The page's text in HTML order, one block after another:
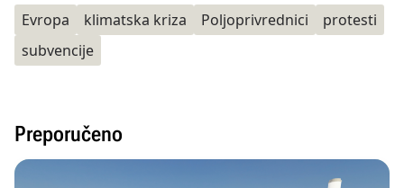
Evropa klimatska kriza Poljoprivrednici
protesti
subvencije
Preporučeno